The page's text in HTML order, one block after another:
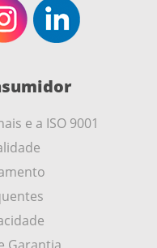
e a ISO 9001